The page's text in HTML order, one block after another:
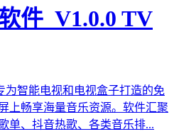
件_V1.0.0 TV
为智能电视和电视盒子打造的免
上畅享海量音乐资源。软件汇聚
单、抖音热歌、各类音乐排...